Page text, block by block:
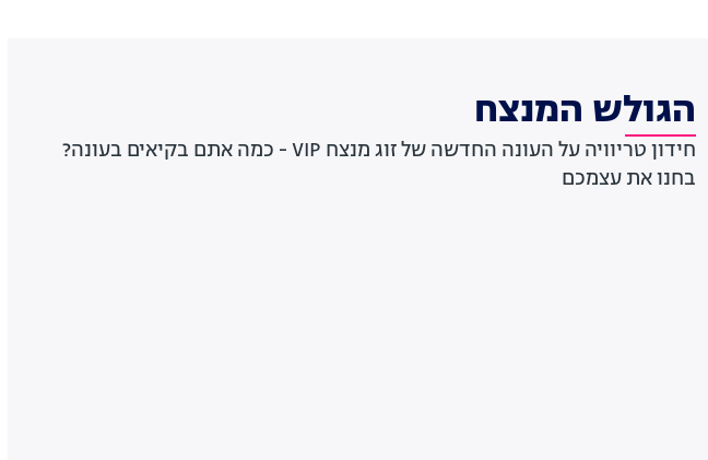
הגולש המנצח
חידון טריוויה על העונה החדשה של זוג מנצח VIP - כמה אתם בקיאים בעונה?
בחנו את עצמכם